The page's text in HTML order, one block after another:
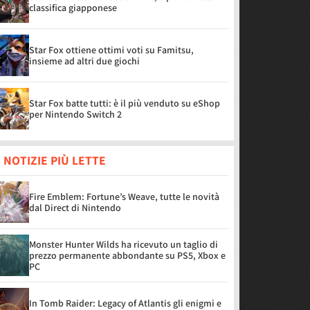
classifica giapponese
Star Fox ottiene ottimi voti su Famitsu,
insieme ad altri due giochi
Star Fox batte tutti: è il più venduto su eShop
per Nintendo Switch 2
NOTIZIE PIÙ LETTE
Fire Emblem: Fortune’s Weave, tutte le novità
dal Direct di Nintendo
Monster Hunter Wilds ha ricevuto un taglio di
prezzo permanente abbondante su PS5, Xbox e
PC
In Tomb Raider: Legacy of Atlantis gli enigmi e